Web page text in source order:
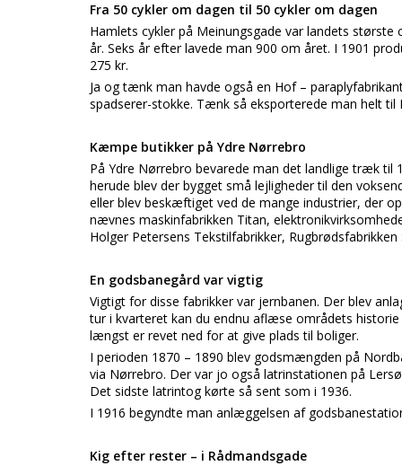
Fra 50 cykler om dagen til 50 cykler om dagen
Hamlets cykler på Meinungsgade var landets
år. Seks år efter lavede man 900 om året. I 1901
275 kr.
Ja og tænk man havde også en Hof –
spadserer-stokke. Tænk så eksporterede man helt til
Kæmpe butikker på Ydre Nørrebro
På Ydre Nørrebro bevarede man det landlige træk til
herude blev der bygget små lejligheder til den
eller blev beskæftiget ved de mange industrier, der
nævnes maskinfabrikken Titan,
Holger Petersens Tekstilfabrikker,
En godsbanegård var vigtig
Vigtigt for disse fabrikker var jernbanen. Der blev
tur i kvarteret kan du endnu aflæse områdets
længst er revet ned for at give plads til boliger.
I perioden 1870 – 1890 blev godsmængden på
via Nørrebro. Der var jo også latrinstationen på
Det sidste latrintog kørte så sent som i 1936.
I 1916 begyndte man anlæggelsen af
Kig efter rester – i Rådmandsgade